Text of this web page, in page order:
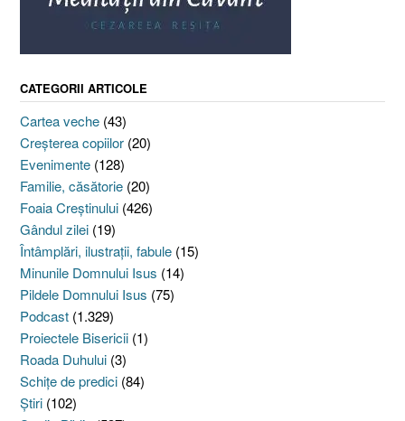
CATEGORII ARTICOLE
Cartea veche (43)
Creşterea copiilor (20)
Evenimente (128)
Familie, căsătorie (20)
Foaia Creştinului (426)
Gândul zilei (19)
Întâmplări, ilustraţii, fabule (15)
Minunile Domnului Isus (14)
Pildele Domnului Isus (75)
Podcast (1.329)
Proiectele Bisericii (1)
Roada Duhului (3)
Schiţe de predici (84)
Ştiri (102)